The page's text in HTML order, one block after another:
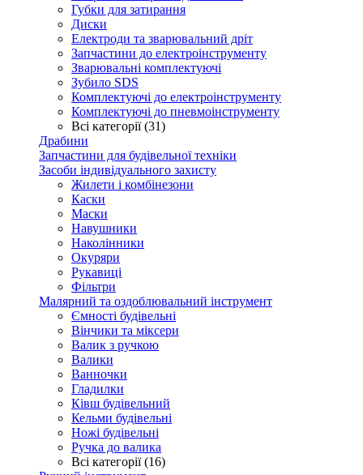
Губки для затирання
Диски
Електроди та зварювальний дріт
Запчастини до електроінструменту
Зварювальні комплектуючі
Зубило SDS
Комплектуючі до електроінструменту
Комплектуючі до пневмоінструменту
Всі категорії (31)
Драбини
Запчастини для будівельної техніки
Засоби індивідуального захисту
Жилети і комбінезони
Каски
Маски
Навушники
Наколінники
Окуряри
Рукавиці
Фільтри
Малярний та оздоблювальний інструмент
Ємності будівельні
Вінчики та міксери
Валик з ручкою
Валики
Ванночки
Гладилки
Ківш будівельний
Кельми будівельні
Ножі будівельні
Ручка до валика
Всі категорії (16)